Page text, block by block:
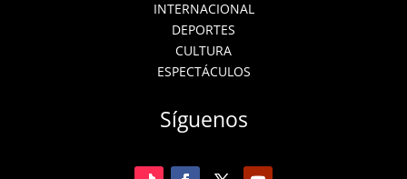
INTERNACIONAL
DEPORTES
CULTURA
ESPECTÁCULOS
Síguenos